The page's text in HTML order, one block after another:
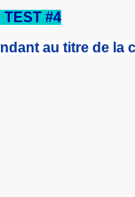
#4
au titre de la